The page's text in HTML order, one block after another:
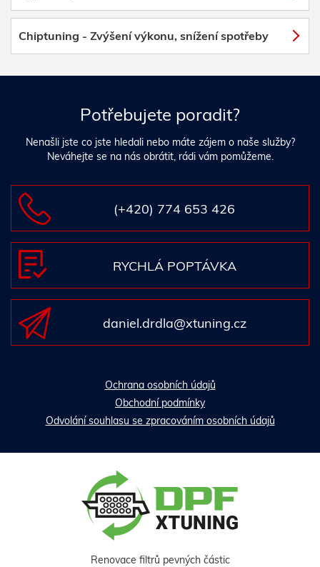
Chiptuning - Zvýšení výkonu, snížení spotřeby
Potřebujete poradit?
Nenašli jste co jste hledali nebo máte zájem o naše služby?
Neváhejte se na nás obrátit, rádi vám pomůžeme.
(+420) 774 653 426
RYCHLÁ POPTÁVKA
daniel.drdla@xtuning.cz
Ochrana osobních údajů
Obchodní podmínky
Odvolání souhlasu se zpracováním osobních údajů
Renovace filtrů pevných částic